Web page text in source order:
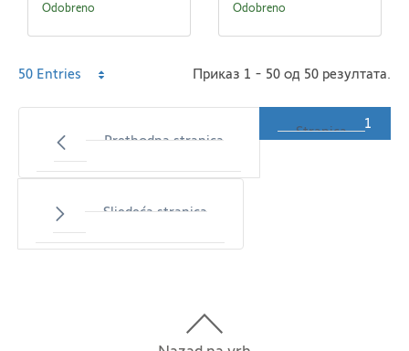
Odobreno Odobreno
50 Entries
Per
Приказ 1 - 50 од 50 резултата.
Prethodna stranica
Stranica
1
Sljedeća stranica